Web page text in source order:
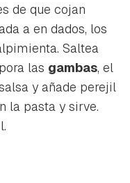
de que cojan
a en dados, los
Saltea
las gambas, el
y añade perejil
la pasta y sirve.